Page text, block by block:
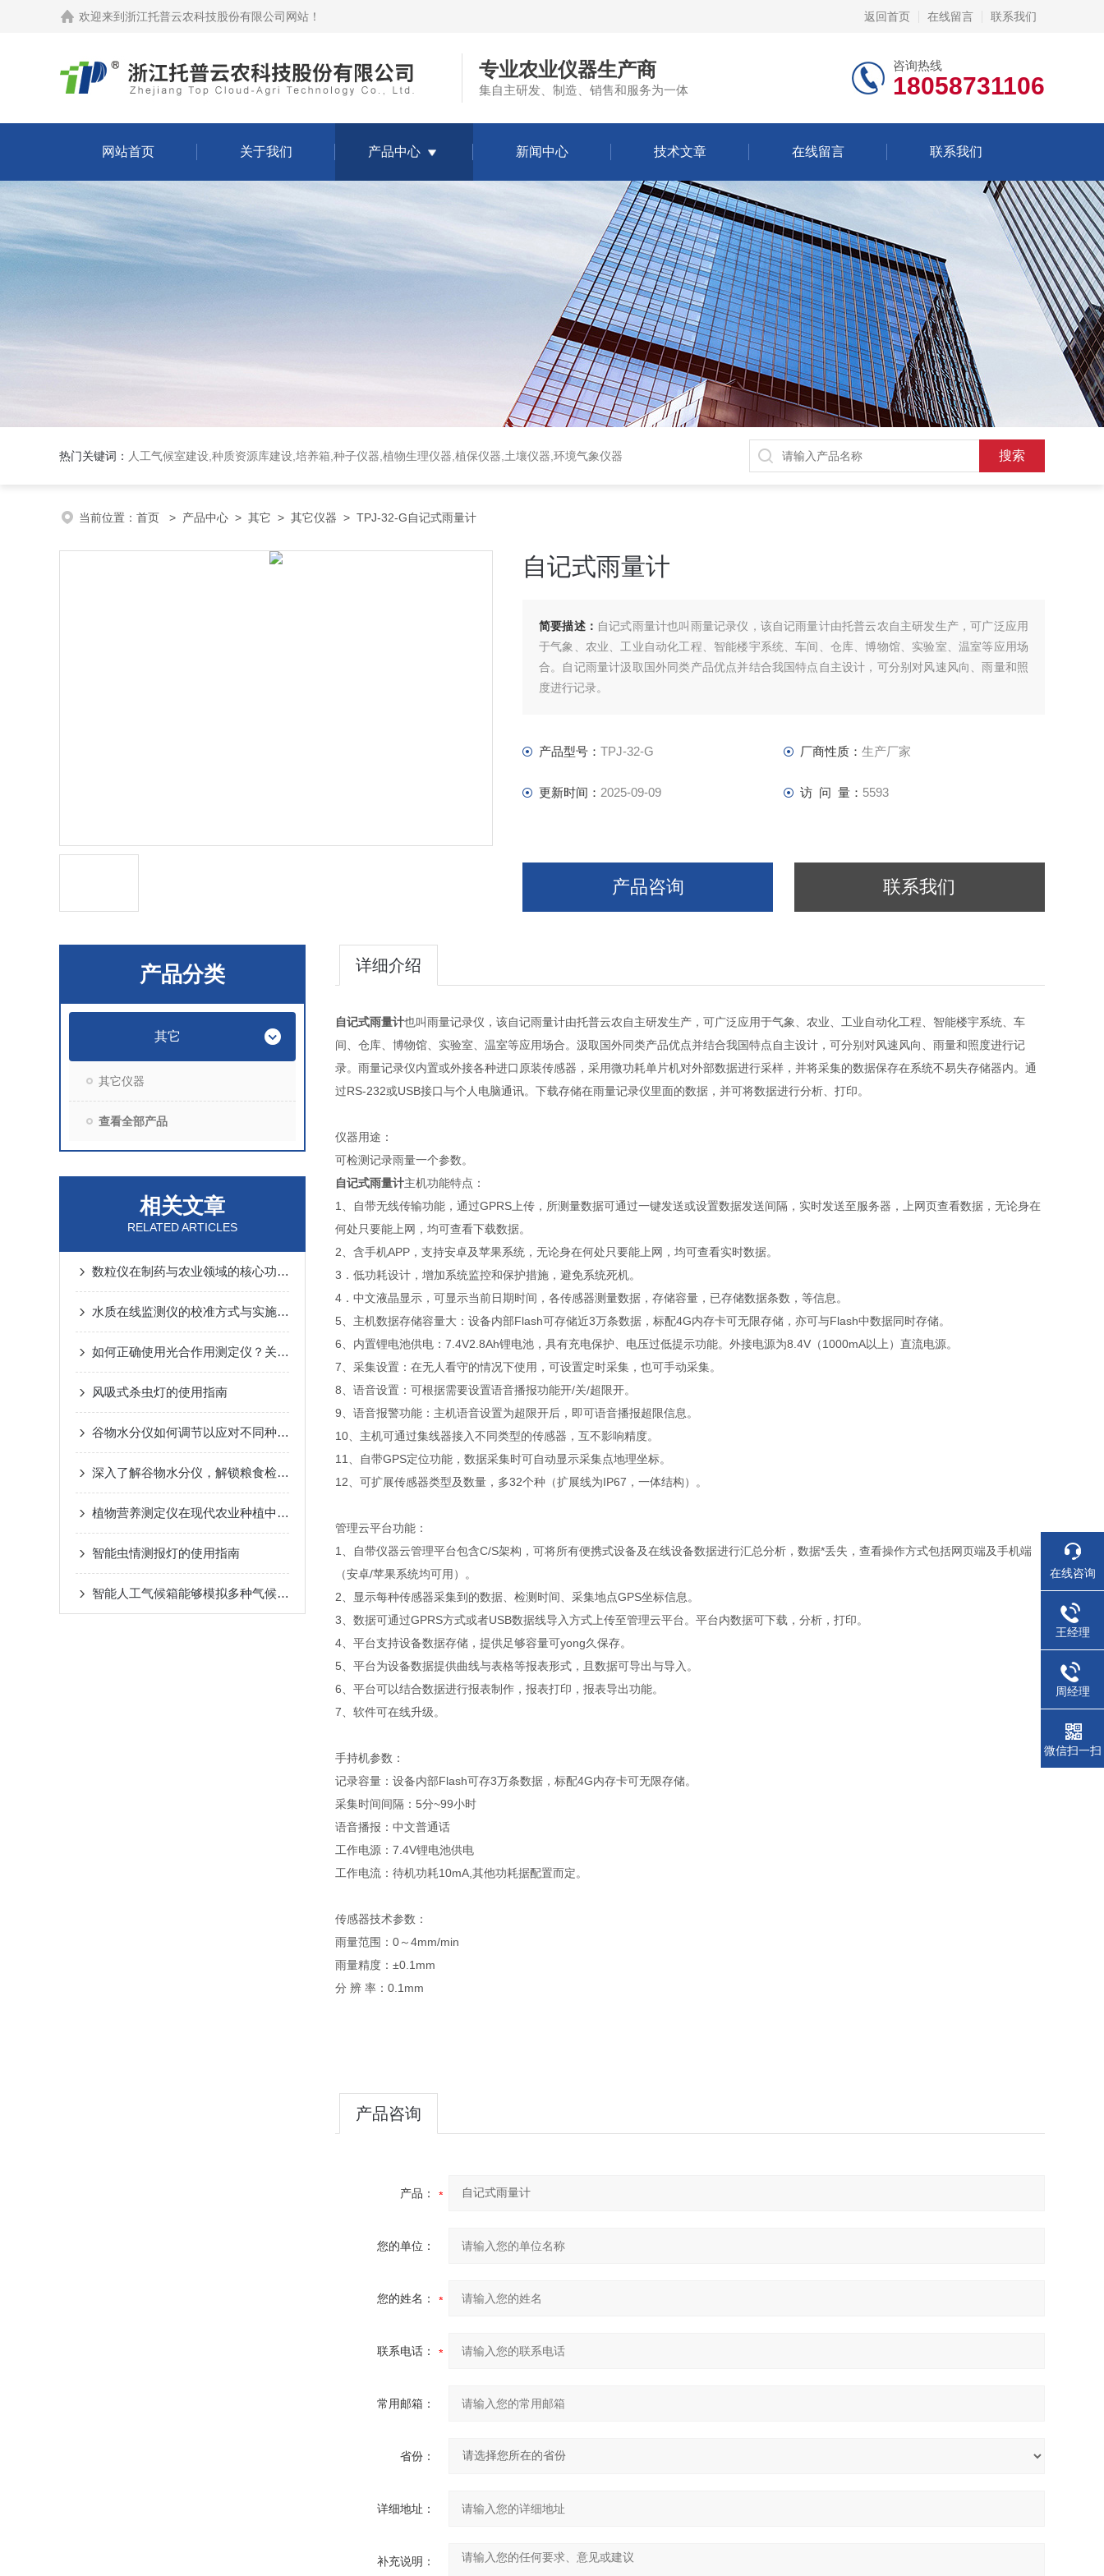
欢迎来到 浙江托普云农科技股份有限公司网站 ！ 返回首页 在线留言 联系我们
专业农业仪器生产商
集自主研发、制造、销售和服务为一体
咨询热线
18058731106
网站首页 关于我们 产品中心 新闻中心 技术文章 在线留言 联系我们
热门关键词： 人工气候室建设,种质资源库建设,培养箱,种子仪器,植物生理仪器,植保仪器,土壤仪器,环境气象仪器
当前位置： 首页 > 产品中心 > 其它 > 其它仪器 > TPJ-32-G自记式雨量计
自记式雨量计
简要描述： 自记式雨量计也叫雨量记录仪，该自记雨量计由托普云农自主研发生产，可广泛应用
于气象、农业、工业自动化工程、智能楼宇系统、车间、仓库、博物馆、实验室、温室等应用场
合。自记雨量计汲取国外同类产品优点并结合我国特点自主设计，可分别对风速风向、雨量和照
度进行记录。
产品型号： TPJ-32-G 厂商性质： 生产厂家
更新时间： 2025-09-09 访 问 量： 5593
产品咨询 联系我们
产品分类
其它
其它仪器
查看全部产品
相关文章
RELATED ARTICLES
数粒仪在制药与农业领域的核心功能解析
水质在线监测仪的校准方式与实施要点
如何正确使用光合作用测定仪？关键步骤与避坑建议
风吸式杀虫灯的使用指南
谷物水分仪如何调节以应对不同种类的谷物测量
深入了解谷物水分仪，解锁粮食检测新体验
植物营养测定仪在现代农业种植中的应用价值与实际作用
智能虫情测报灯的使用指南
智能人工气候箱能够模拟多种气候条件
详细介绍
自记式雨量计也叫雨量记录仪，该自记雨量计由托普云农自主研发生产，可广泛应用于气象、农业、工业自动化工程、智能楼宇系统、车
间、仓库、博物馆、实验室、温室等应用场合。汲取国外同类产品优点并结合我国特点自主设计，可分别对风速风向、雨量和照度进行记
录。雨量记录仪内置或外接各种进口原装传感器，采用微功耗单片机对外部数据进行采样，并将采集的数据保存在系统不易失存储器内。通
过RS-232或USB接口与个人电脑通讯。下载存储在雨量记录仪里面的数据，并可将数据进行分析、打印。
仪器用途：
可检测记录雨量一个参数。
自记式雨量计主机功能特点：
1、自带无线传输功能，通过GPRS上传，所测量数据可通过一键发送或设置数据发送间隔，实时发送至服务器，上网页查看数据，无论身在
何处只要能上网，均可查看下载数据。
2、含手机APP，支持安卓及苹果系统，无论身在何处只要能上网，均可查看实时数据。
3．低功耗设计，增加系统监控和保护措施，避免系统死机。
4．中文液晶显示，可显示当前日期时间，各传感器测量数据，存储容量，已存储数据条数，等信息。
5、主机数据存储容量大：设备内部Flash可存储近3万条数据，标配4G内存卡可无限存储，亦可与Flash中数据同时存储。
6、内置锂电池供电：7.4V2.8Ah锂电池，具有充电保护、电压过低提示功能。外接电源为8.4V（1000mA以上）直流电源。
7、采集设置：在无人看守的情况下使用，可设置定时采集，也可手动采集。
8、语音设置：可根据需要设置语音播报功能开/关/超限开。
9、语音报警功能：主机语音设置为超限开后，即可语音播报超限信息。
10、主机可通过集线器接入不同类型的传感器，互不影响精度。
11、自带GPS定位功能，数据采集时可自动显示采集点地理坐标。
12、可扩展传感器类型及数量，多32个种（扩展线为IP67，一体结构）。
管理云平台功能：
1、自带仪器云管理平台包含C/S架构，可将所有便携式设备及在线设备数据进行汇总分析，数据*丢失，查看操作方式包括网页端及手机端
（安卓/苹果系统均可用）。
2、显示每种传感器采集到的数据、检测时间、采集地点GPS坐标信息。
3、数据可通过GPRS方式或者USB数据线导入方式上传至管理云平台。平台内数据可下载，分析，打印。
4、平台支持设备数据存储，提供足够容量可yong久保存。
5、平台为设备数据提供曲线与表格等报表形式，且数据可导出与导入。
6、平台可以结合数据进行报表制作，报表打印，报表导出功能。
7、软件可在线升级。
手持机参数：
记录容量：设备内部Flash可存3万条数据，标配4G内存卡可无限存储。
采集时间间隔：5分~99小时
语音播报：中文普通话
工作电源：7.4V锂电池供电
工作电流：待机功耗10mA,其他功耗据配置而定。
传感器技术参数：
雨量范围：0～4mm/min
雨量精度：±0.1mm
分 辨 率：0.1mm
产品咨询
产品：
您的单位：
您的姓名：
联系电话：
常用邮箱：
省份：
详细地址：
补充说明：
在线咨询
王经理
周经理
微信扫一扫